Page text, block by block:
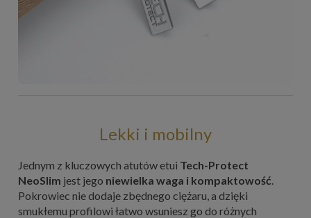
Lekki i mobilny
Jednym z kluczowych atutów etui Tech-Protect
NeoSlim jest jego niewielka waga i kompaktowość.
Pokrowiec nie dodaje zbędnego ciężaru, a dzięki
smukłemu profilowi łatwo wsuniesz go do różnych